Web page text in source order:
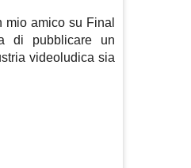
mio amico su Final
di pubblicare un
videoludica sia